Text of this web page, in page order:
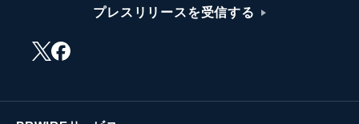
プレスリリースを受信する